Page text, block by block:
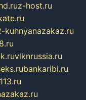
z-host.ru
kuhnyanazakaz.ru
vlknrussia.ru
bankaribi.ru